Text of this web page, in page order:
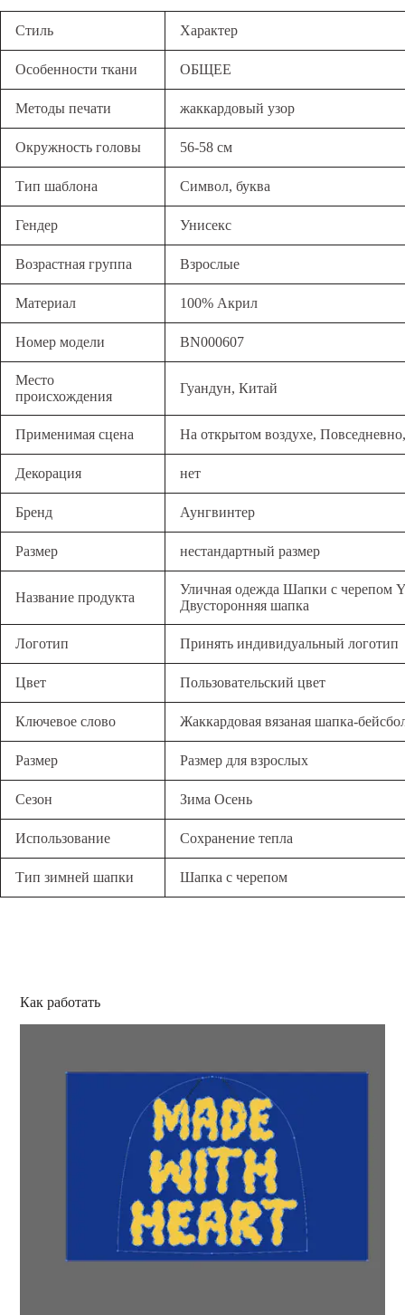
Стиль Характер
Особенности ткани ОБЩЕЕ
Методы печати жаккардовый узор
Окружность головы 56-58 см
Тип шаблона Символ, буква
Гендер Унисекс
Возрастная группа Взрослые
Материал 100% Акрил
Номер модели BN000607
Место
происхождения
Гуандун, Китай
Применимая сцена На открытом воздухе,
Декорация нет
Бренд Аунгвинтер
Размер нестандартный размер
Название продукта
Уличная одежда Шапки с черепом
Двусторонняя шапка
Логотип Принять индивидуальный логотип
Цвет Пользовательский цвет
Ключевое слово Жаккардовая вязаная шапка-
Размер Размер для взрослых
Сезон Зима Осень
Использование Сохранение тепла
Тип зимней шапки Шапка с черепом
Как работать